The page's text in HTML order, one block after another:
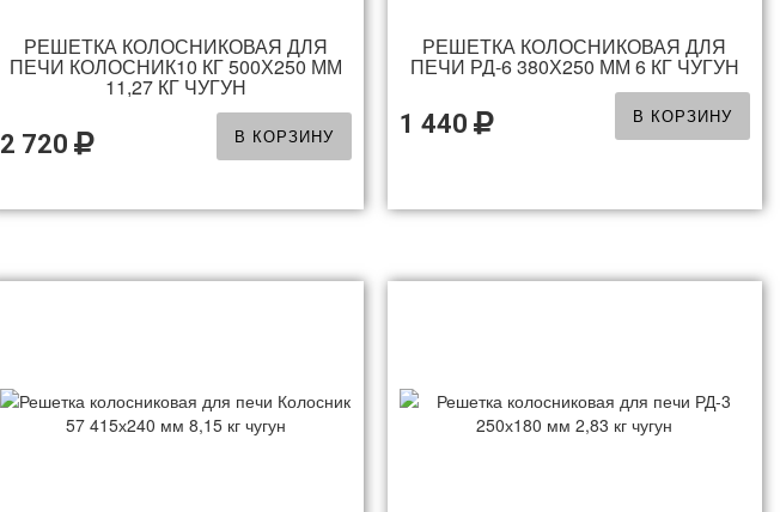
РЕШЕТКА КОЛОСНИКОВАЯ ДЛЯ
ПЕЧИ КОЛОСНИК10 КГ 500Х250 ММ
11,27 КГ ЧУГУН
2 720 В КОРЗИНУ
РЕШЕТКА КОЛОСНИКОВАЯ ДЛЯ
ПЕЧИ РД-6 380Х250 ММ 6 КГ ЧУГУН
1 440 В КОРЗИНУ